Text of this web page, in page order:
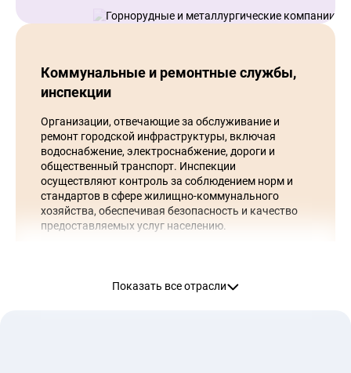
Коммунальные и ремонтные службы,
инспекции
Организации, отвечающие за обслуживание и
ремонт городской инфраструктуры, включая
водоснабжение, электроснабжение, дороги и
общественный транспорт. Инспекции
осуществляют контроль за соблюдением норм и
стандартов в сфере жилищно-коммунального
хозяйства, обеспечивая безопасность и качество
предоставляемых услуг населению.
Показать все отрасли